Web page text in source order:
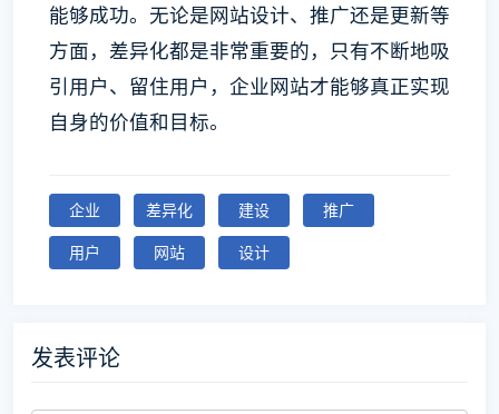
能够成功。无论是网站设计、推广还是更新等
方面，差异化都是非常重要的，只有不断地吸
引用户、留住用户，企业网站才能够真正实现
自身的价值和目标。
企业 差异化 建设
推广
用户
网站 设计
发表评论